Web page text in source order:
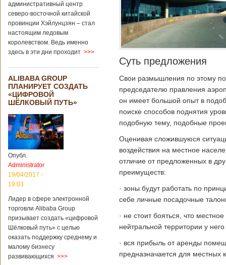
административный центр
северо-восточной китайской
провинции Хэйлунцзян – стал
настоящим ледовым
королевством. Ведь именно
здесь в эти дни проходит >>>
ALIBABA GROUP
ПЛАНИРУЕТ СОЗДАТЬ
«ЦИФРОВОЙ
ШЁЛКОВЫЙ ПУТЬ»
Опубл.
Administrator
19/04/2017 -
19:03
Лидер в сфере электронной
торговли Alibaba Group
призывает создать «цифровой
Шёлковый путь» с целью
оказать поддержку среднему и
малому бизнесу
развивающихся >>>
Суть предложения
Свои размышления по этому
председателю правления
он имеет большой опыт в
поиске способов поднятия
подобную тему, подобные
Оценивая сложившуюся
воздействия на местное
отличие от предложенных в
преимуществ:
· зоны будут работать по
себе личные посадочные
· не стоит бояться, что
нейтральной территории у него
· вся прибыль от аренды
предназначается для местных